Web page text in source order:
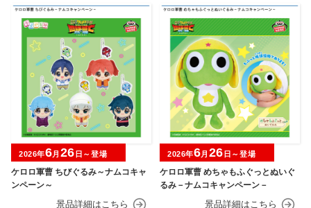
ケロロ軍曹 ちびぐるみ～ナムコキャ
ンペーン～
2026年6月 26 日～登場
ケロロ軍曹 めちゃもふぐっとぬいぐ
るみ－ナムコキャンペーン－
2026年6月 26 日～登場